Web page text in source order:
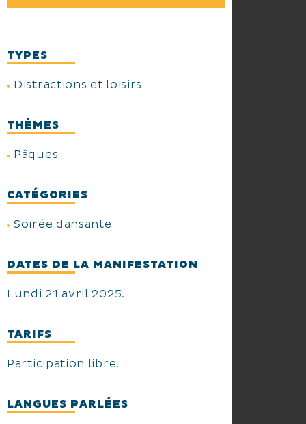
TYPES
Distractions et loisirs
THÈMES
Pâques
CATÉGORIES
Soirée dansante
DATES DE LA MANIFESTATION
Lundi 21 avril 2025.
TARIFS
Participation libre.
LANGUES PARLÉES